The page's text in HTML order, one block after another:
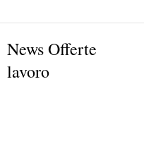
News Offerte
lavoro